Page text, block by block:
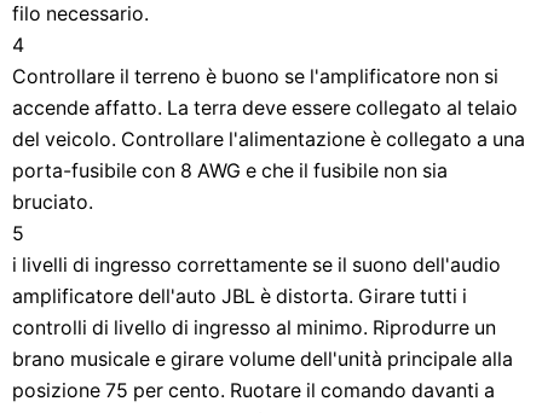
filo necessario.
4
Controllare il terreno è buono se l'amplificatore non si
accende affatto. La terra deve essere collegato al telaio
del veicolo. Controllare l'alimentazione è collegato a una
porta-fusibile con 8 AWG e che il fusibile non sia
bruciato.
5
i livelli di ingresso correttamente se il suono dell'audio
amplificatore dell'auto JBL è distorta. Girare tutti i
controlli di livello di ingresso al minimo. Riprodurre un
brano musicale e girare volume dell'unità principale alla
posizione 75 per cento. Ruotare il comando davanti a